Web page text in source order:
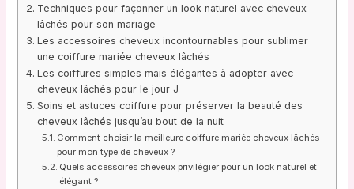
Techniques pour façonner un look naturel avec cheveux
lâchés pour son mariage
Les accessoires cheveux incontournables pour sublimer
une coiffure mariée cheveux lâchés
Les coiffures simples mais élégantes à adopter avec
cheveux lâchés pour le jour J
Soins et astuces coiffure pour préserver la beauté des
cheveux lâchés jusqu’au bout de la nuit
Comment choisir la meilleure coiffure mariée cheveux lâchés
pour mon type de cheveux ?
Quels accessoires cheveux privilégier pour un look naturel et
élégant ?